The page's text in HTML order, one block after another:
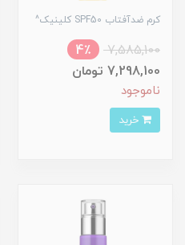
کرم ضدآفتاب SPF50 کلینیک^
7,585,100
4٪
7,298,100 تومان
ناموجود